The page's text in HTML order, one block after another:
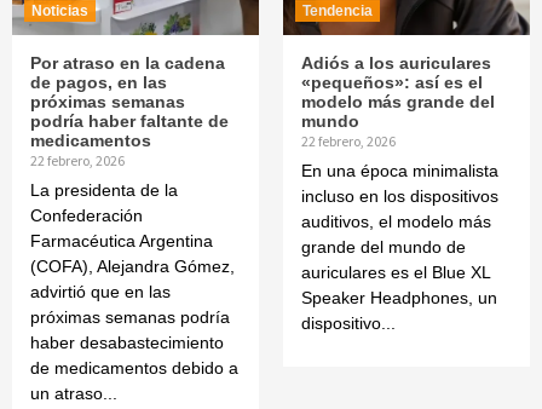
Noticias
Por atraso en la cadena
de pagos, en las
próximas semanas
podría haber faltante de
medicamentos
22 febrero, 2026
La presidenta de la
Confederación
Farmacéutica Argentina
(COFA), Alejandra Gómez,
advirtió que en las
próximas semanas podría
haber desabastecimiento
de medicamentos debido a
un atraso...
Tendencia
Adiós a los auriculares
«pequeños»: así es el
modelo más grande del
mundo
22 febrero, 2026
En una época minimalista
incluso en los dispositivos
auditivos, el modelo más
grande del mundo de
auriculares es el Blue XL
Speaker Headphones, un
dispositivo...